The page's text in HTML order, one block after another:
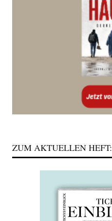
ZUM AKTUELLEN HEFT: